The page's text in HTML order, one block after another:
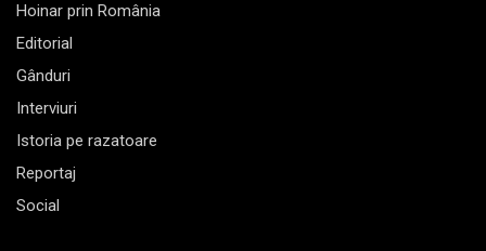
Hoinar prin România
Editorial
Gânduri
Interviuri
Istoria pe razatoare
Reportaj
Social